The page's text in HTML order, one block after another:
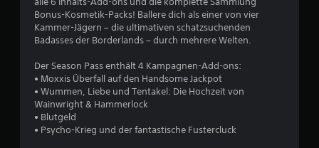
Bonus-Kosmetik-Packs! Ballere dich als einer von vier
Kammer-Jägern – die ultimativen schatzsuchenden
Badasses der Borderlands – durch mehrere Welten.
Der Season Pass enthält 4 Kampagnen-Add-ons:
• Moxxis Überfall auf den Handsome Jackpot
• Wummen, Liebe und Tentakel: Die Hochzeit von
Wainwright & Hammerlock
• Blutgeld
• Psycho-Krieg und der fantastische Fustercluck